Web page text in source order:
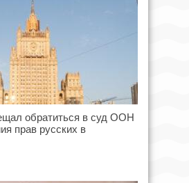
обратиться в суд ООН
прав русских в